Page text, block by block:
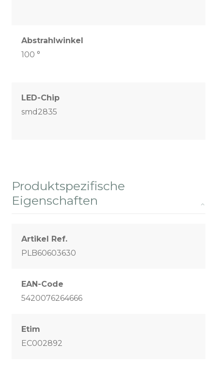
Abstrahlwinkel
100 °
LED-Chip
smd2835
Produktspezifische
Eigenschaften
Artikel Ref.
PLB60603630
EAN-Code
5420076264666
Etim
EC002892